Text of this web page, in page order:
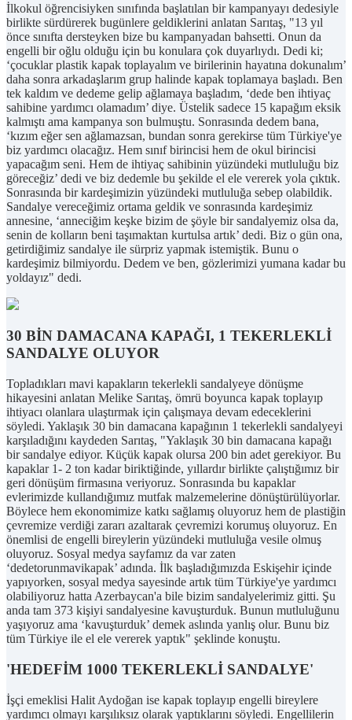
İlkokul öğrencisiyken sınıfında başlatılan bir kampanyayı dedesiyle
birlikte sürdürerek bugünlere geldiklerini anlatan Sarıtaş, "13 yıl
önce sınıfta dersteyken bize bu kampanyadan bahsetti. Onun da
engelli bir oğlu olduğu için bu konulara çok duyarlıydı. Dedi ki;
‘çocuklar plastik kapak toplayalım ve birilerinin hayatına dokunalım’
daha sonra arkadaşlarım grup halinde kapak toplamaya başladı. Ben
tek kaldım ve dedeme gelip ağlamaya başladım, ‘dede ben ihtiyaç
sahibine yardımcı olamadım’ diye. Üstelik sadece 15 kapağım eksik
kalmıştı ama kampanya son bulmuştu. Sonrasında dedem bana,
‘kızım eğer sen ağlamazsan, bundan sonra gerekirse tüm Türkiye'ye
biz yardımcı olacağız. Hem sınıf birincisi hem de okul birincisi
yapacağım seni. Hem de ihtiyaç sahibinin yüzündeki mutluluğu biz
göreceğiz’ dedi ve biz dedemle bu şekilde el ele vererek yola çıktık.
Sonrasında bir kardeşimizin yüzündeki mutluluğa sebep olabildik.
Sandalye vereceğimiz ortama geldik ve sonrasında kardeşimiz
annesine, ‘anneciğim keşke bizim de şöyle bir sandalyemiz olsa da,
senin de kolların beni taşımaktan kurtulsa artık’ dedi. Biz o gün ona,
getirdiğimiz sandalye ile sürpriz yapmak istemiştik. Bunu o
kardeşimiz bilmiyordu. Dedem ve ben, gözlerimizi yumana kadar bu
yoldayız" dedi.
30 BİN DAMACANA KAPAĞI, 1 TEKERLEKLİ
SANDALYE OLUYOR
Topladıkları mavi kapakların tekerlekli sandalyeye dönüşme
hikayesini anlatan Melike Sarıtaş, ömrü boyunca kapak toplayıp
ihtiyacı olanlara ulaştırmak için çalışmaya devam edeceklerini
söyledi. Yaklaşık 30 bin damacana kapağının 1 tekerlekli sandalyeyi
karşıladığını kaydeden Sarıtaş, "Yaklaşık 30 bin damacana kapağı
bir sandalye ediyor. Küçük kapak olursa 200 bin adet gerekiyor. Bu
kapaklar 1- 2 ton kadar biriktiğinde, yıllardır birlikte çalıştığımız bir
geri dönüşüm firmasına veriyoruz. Sonrasında bu kapaklar
evlerimizde kullandığımız mutfak malzemelerine dönüştürülüyorlar.
Böylece hem ekonomimize katkı sağlamış oluyoruz hem de plastiğin
çevremize verdiği zararı azaltarak çevremizi korumuş oluyoruz. En
önemlisi de engelli bireylerin yüzündeki mutluluğa vesile olmuş
oluyoruz. Sosyal medya sayfamız da var zaten
‘dedetorunmavikapak’ adında. İlk başladığımızda Eskişehir içinde
yapıyorken, sosyal medya sayesinde artık tüm Türkiye'ye yardımcı
olabiliyoruz hatta Azerbaycan'a bile bizim sandalyelerimiz gitti. Şu
anda tam 373 kişiyi sandalyesine kavuşturduk. Bunun mutluluğunu
yaşıyoruz ama ‘kavuşturduk’ demek aslında yanlış olur. Bunu biz
tüm Türkiye ile el ele vererek yaptık" şeklinde konuştu.
'HEDEFİM 1000 TEKERLEKLİ SANDALYE'
İşçi emeklisi Halit Aydoğan ise kapak toplayıp engelli bireylere
yardımcı olmayı karşılıksız olarak yaptıklarını söyledi. Engellilerin